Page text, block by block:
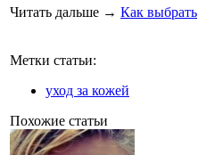
Читать дальше → Как выбрать
Метки статьи:
уход за кожей
Похожие статьи